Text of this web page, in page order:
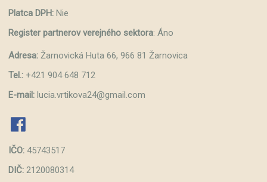
Platca DPH: Nie
Register partnerov verejného sektora: Áno
Adresa: Žarnovická Huta 66, 966 81 Žarnovica
Tel.: +421 904 648 712
E-mail: lucia.vrtikova24@gmail.com
IČO: 45743517
DIČ: 2120080314